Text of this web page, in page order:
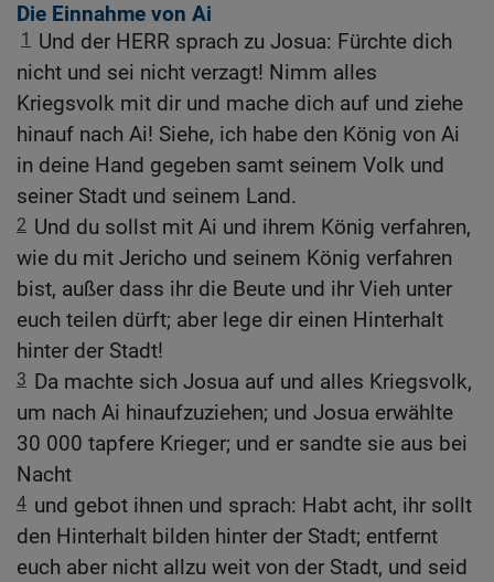
Die Einnahme von Ai
1
Und der HERR sprach zu Josua: Fürchte dich
nicht und sei nicht verzagt! Nimm alles
Kriegsvolk mit dir und mache dich auf und ziehe
hinauf nach Ai! Siehe, ich habe den König von Ai
in deine Hand gegeben samt seinem Volk und
seiner Stadt und seinem Land.
2 Und du sollst mit Ai und ihrem König verfahren,
wie du mit Jericho und seinem König verfahren
bist, außer dass ihr die Beute und ihr Vieh unter
euch teilen dürft; aber lege dir einen Hinterhalt
hinter der Stadt!
3 Da machte sich Josua auf und alles Kriegsvolk,
um nach Ai hinaufzuziehen; und Josua erwählte
30 000 tapfere Krieger; und er sandte sie aus bei
Nacht
4 und gebot ihnen und sprach: Habt acht, ihr sollt
den Hinterhalt bilden hinter der Stadt; entfernt
euch aber nicht allzu weit von der Stadt, und seid